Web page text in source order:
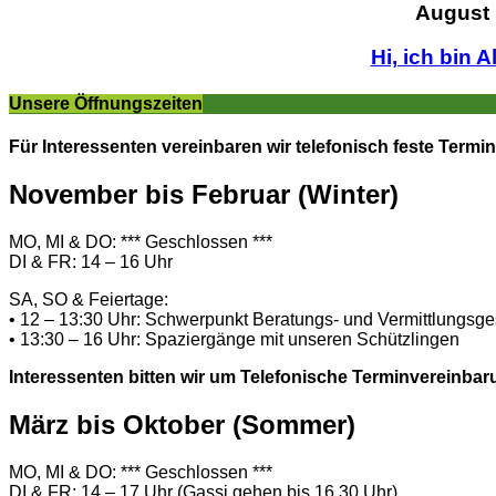
August
Hi, ich bin
Unsere Öffnungszeiten
Für Interessenten vereinbaren wir telefonisch feste
November bis Februar (Winter)
MO, MI & DO: *** Geschlossen ***
DI & FR: 14 – 16 Uhr
SA, SO & Feiertage:
• 12 – 13:30 Uhr: Schwerpunkt Beratungs- und
• 13:30 – 16 Uhr: Spaziergänge mit unseren Schützlingen
Interessenten bitten wir um Telefonische
März bis Oktober (Sommer)
MO, MI & DO: *** Geschlossen ***
DI & FR: 14 – 17 Uhr (Gassi gehen bis 16.30 Uhr)